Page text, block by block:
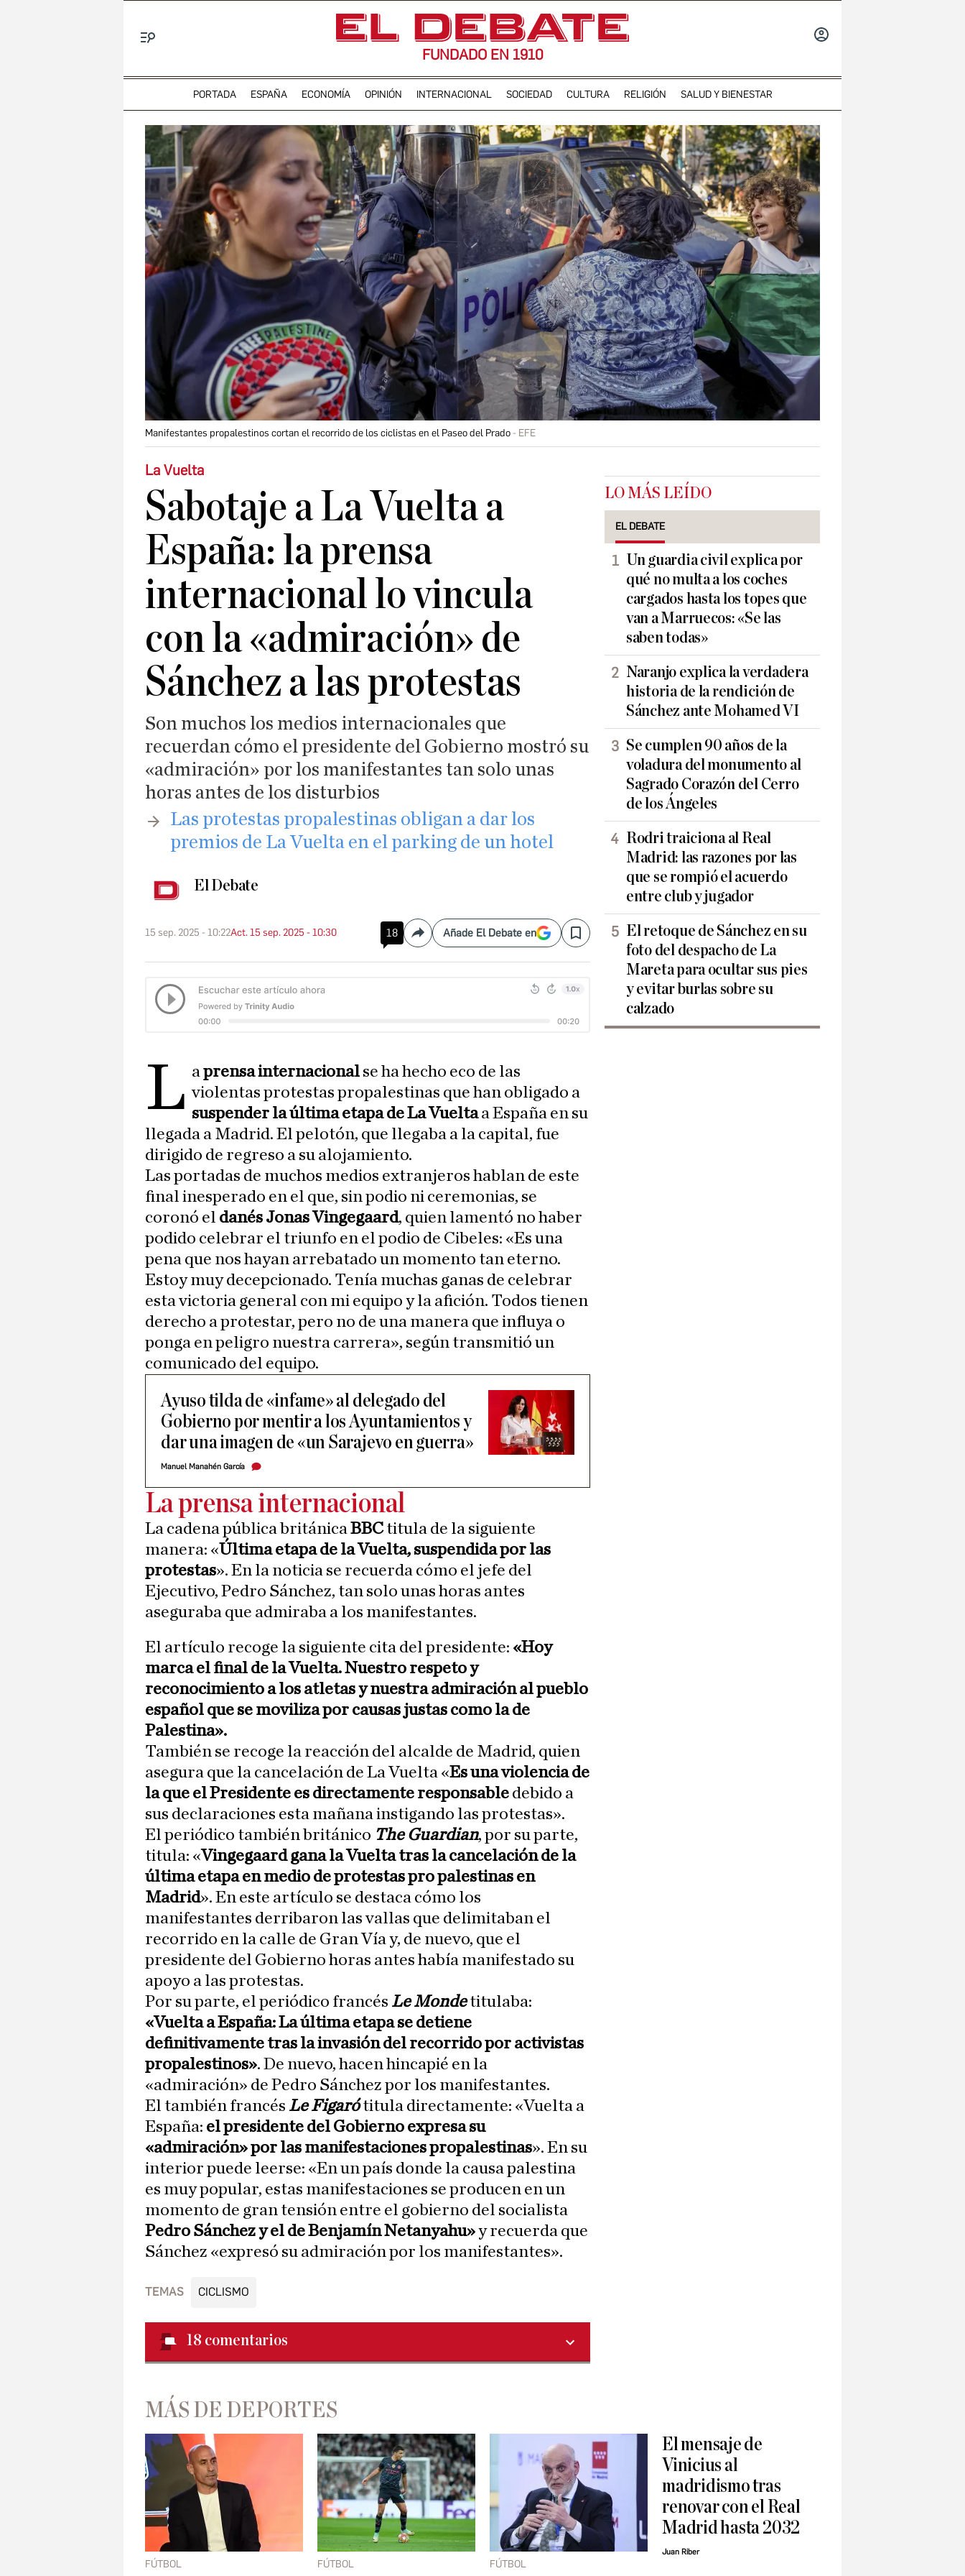
FUNDADO EN 1910
PORTADA ESPAÑA ECONOMÍA OPINIÓN INTERNACIONAL SOCIEDAD CULTURA RELIGIÓN SALUD Y BIENESTAR
Manifestantes propalestinos cortan el recorrido de los ciclistas en el Paseo del Prado EFE
La Vuelta
Sabotaje a La Vuelta a
España: la prensa
internacional lo vincula
con la «admiración» de
Sánchez a las protestas
Son muchos los medios internacionales que
recuerdan cómo el presidente del Gobierno mostró su
«admiración» por los manifestantes tan solo unas
horas antes de los disturbios
​Las protestas propalestinas obligan a dar los
premios de La Vuelta en el parking de un hotel
El Debate
15 sep. 2025 - 10:22Act. 15 sep. 2025 - 10:30 18 CompartirAñade El Debate en Save
L aprensa internacional se ha hecho eco de las
violentas protestas propalestinas que han obligado a
suspender la última etapa de La Vueltaa España en su
llegada a Madrid. El pelotón, que llegaba a la capital, fue
dirigido de regreso a su alojamiento.
Las portadas de muchos medios extranjeros hablan de este
final inesperado en el que, sin podio ni ceremonias, se
coronó el danés Jonas Vingegaard, quien lamentó no haber
podido celebrar el triunfo en el podio de Cibeles: «Es una
pena que nos hayan arrebatado un momento tan eterno.
Estoy muy decepcionado. Tenía muchas ganas de celebrar
esta victoria general con mi equipo y la afición. Todos tienen
derecho a protestar, pero no de una manera que influya o
ponga en peligro nuestra carrera», según transmitió un
comunicado del equipo.
Ayuso tilda de «infame» al delegado del
Gobierno por mentir a los Ayuntamientos y
dar una imagen de «un Sarajevo en guerra»
Manuel Manahén García
La prensa internacional
La cadena pública británicaBBCtitula de la siguiente
manera: «Última etapa de la Vuelta, suspendida por las
protestas». En la noticia se recuerda cómo el jefe del
Ejecutivo, Pedro Sánchez, tan solo unas horas antes
aseguraba que admiraba a los manifestantes.
El artículo recoge la siguiente cita del presidente: «Hoy
marca el final de la Vuelta. Nuestro respeto y
reconocimiento a los atletas y nuestra admiración al pueblo
español que se moviliza por causas justas como la de
Palestina».
También se recoge la reacción del alcalde de Madrid, quien
asegura que la cancelación de La Vuelta «Es una violencia de
la que el Presidente es directamente responsable debido a
sus declaraciones esta mañana instigando las protestas».
El periódico también británico The Guardian, por su parte,
titula: «Vingegaard gana la Vuelta tras la cancelación de la
última etapa en medio de protestas pro palestinas en
Madrid». En este artículo se destaca cómo los
manifestantes derribaron las vallas que delimitaban el
recorrido en la calle de Gran Vía y, de nuevo, que el
presidente del Gobierno horas antes había manifestado su
apoyo a las protestas.
Por su parte, el periódico francés Le Mondetitulaba:
«Vuelta a España: La última etapa se detiene
definitivamente tras la invasión del recorrido por activistas
propalestinos». De nuevo, hacen hincapié en la
«admiración» de Pedro Sánchez por los manifestantes.
El también francés Le Figarótitula directamente: «Vuelta a
España: el presidente del Gobierno expresa su
«admiración» por las manifestaciones propalestinas». En su
interior puede leerse: «En un país donde la causa palestina
es muy popular, estas manifestaciones se producen en un
momento de gran tensión entre el gobierno del socialista
Pedro Sánchez y el de Benjamín Netanyahu»y recuerda que
Sánchez «expresó su admiración por los manifestantes».
TEMAS CICLISMO
18 comentarios
LO MÁS LEÍDO
EL DEBATE
Un guardia civil explica por
qué no multa a los coches
cargados hasta los topes que
van a Marruecos: «Se las
saben todas»
Naranjo explica la verdadera
historia de la rendición de
Sánchez ante Mohamed VI
Se cumplen 90 años de la
voladura del monumento al
Sagrado Corazón del Cerro
de los Ángeles
Rodri traiciona al Real
Madrid: las razones por las
que se rompió el acuerdo
entre club y jugador
El retoque de Sánchez en su
foto del despacho de La
Mareta para ocultar sus pies
y evitar burlas sobre su
calzado
MÁS DE DEPORTES
FÚTBOL FÚTBOL FÚTBOL
El mensaje de
Vinicius al
madridismo tras
renovar con el Real
Madrid hasta 2032
Juan Riber